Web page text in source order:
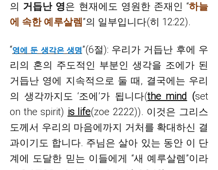
의 거듭난 영은 현재에도 영원한 존재인 “하늘
에 속한 예루살렘”의 일부입니다(히 12:22).
“영에 둔 생각은 생명”(6절): 우리가 거듭난 후에 우
리의 혼의 주도적인 부분인 생각을 조에가 된
거듭난 영에 지속적으로 둘 때, 결국에는 우리
의 생각까지도 ‘조에’가 됩니다(the mind (set
on the spirit) is life(zoe 2222)). 이것은 그리스
도께서 우리의 마음에까지 거처를 확대하신 결
과이기도 합니다. 주님은 살아 있는 동안 이 단
계에 도달한 믿는 이들에게 “새 예루살렘”이라